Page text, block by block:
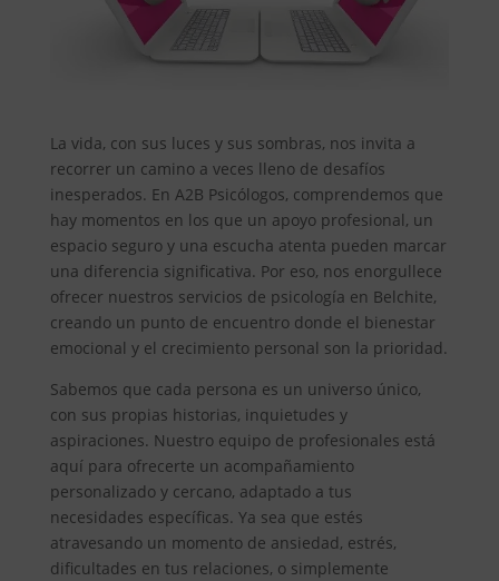
La vida, con sus luces y sus sombras, nos invita a
recorrer un camino a veces lleno de desafíos
inesperados. En A2B Psicólogos, comprendemos que
hay momentos en los que un apoyo profesional, un
espacio seguro y una escucha atenta pueden marcar
una diferencia significativa. Por eso, nos enorgullece
ofrecer nuestros servicios de psicología en Belchite,
creando un punto de encuentro donde el bienestar
emocional y el crecimiento personal son la prioridad.
Sabemos que cada persona es un universo único,
con sus propias historias, inquietudes y
aspiraciones. Nuestro equipo de profesionales está
aquí para ofrecerte un acompañamiento
personalizado y cercano, adaptado a tus
necesidades específicas. Ya sea que estés
atravesando un momento de ansiedad, estrés,
dificultades en tus relaciones, o simplemente